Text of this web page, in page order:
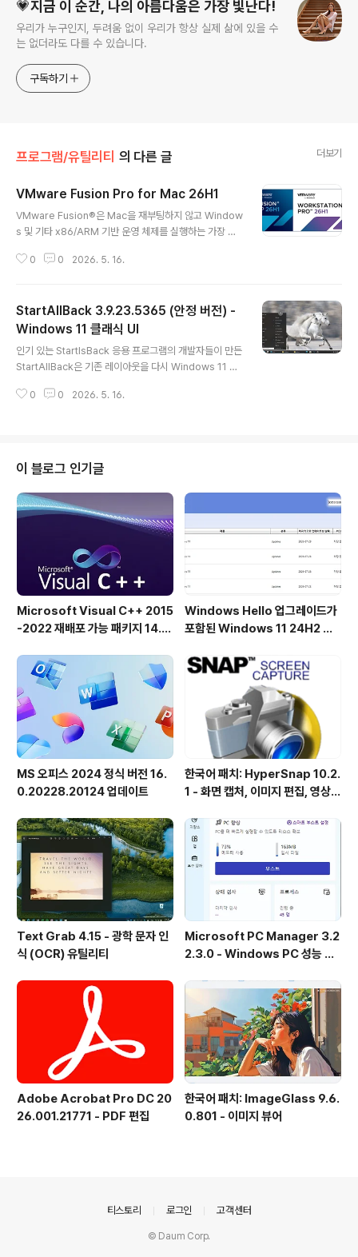
💗지금 이 순간, 나의 아름다움은 가장 빛난다!
우리가 누구인지, 두려움 없이 우리가 항상 실제 삶에 있을 수
는 없더라도 다를 수 있습니다.
구독하기
프로그램/유틸리티 의 다른 글 더보기
VMware Fusion Pro for Mac 26H1
VMware Fusion®은 Mac을 재부팅하지 않고 Window
s 및 기타 x86/ARM 기반 운영 체제를 실행하는 가장 쉽
26H1 및 VMware Fusion 26H1의 정식 출시를 발표하
요한 아키텍처 전환, VM 관리 가시성 향상, 최신 하드웨어
및 운영 체제 지원 확대 등을 제공합니다.이번 릴리스는 이
전 25H2 업데이트에서 도입된 캘린더 버전 관리 도입 및
dictTool과 같은 강력한 자동화 도구의 추가 등 기본적인
고객의 가상화 환경이 최신 상태를 유지하고 효율..
0 0 2026. 5. 16.
StartAllBack 3.9.23.5365 (안정 버전) -
Windows 11 클래식 UI
인기 있는 StartIsBack 응용 프로그램의 개발자들이 만든
StartAllBack은 기존 레이아웃을 다시 Windows 11 컴
표시줄 복원 및 개선작업 아이콘에 레이블 표시아이콘 크
분할, 동적 반투명도 사용Windows 7/10 UI로 별도의 코
너 아이콘 제공 파일 탐색기 UI 복원 및 개선리본 및 명령
표시줄을 반투명 효과로 개조하단의 세부 정보 창이전 검
색 상자(작동하는 검색 상자)더 많은 대화를 위한 다크 모
드 지원 상황에 맞는 메뉴 복원 및 개선라운드 아크릴 메뉴
0 0 2026. 5. 16.
이 블로그 인기글
Microsoft Visual C++ 2015
-2022 재배포 가능 패키지 14.5
Windows Hello 업그레이드가
포함된 Windows 11 24H2 및
출시
MS 오피스 2024 정식 버전 16.
0.20228.20124 업데이트
한국어 패치: HyperSnap 10.2.
1 - 화면 캡처, 이미지 편집, 영상
Text Grab 4.15 - 광학 문자 인
식 (OCR) 유틸리티
Microsoft PC Manager 3.2
2.3.0 - Windows PC 성능 향
Adobe Acrobat Pro DC 20
26.001.21771 - PDF 편집
한국어 패치: ImageGlass 9.6.
0.801 - 이미지 뷰어
티스토리 로그인 고객센터
© Daum Corp.